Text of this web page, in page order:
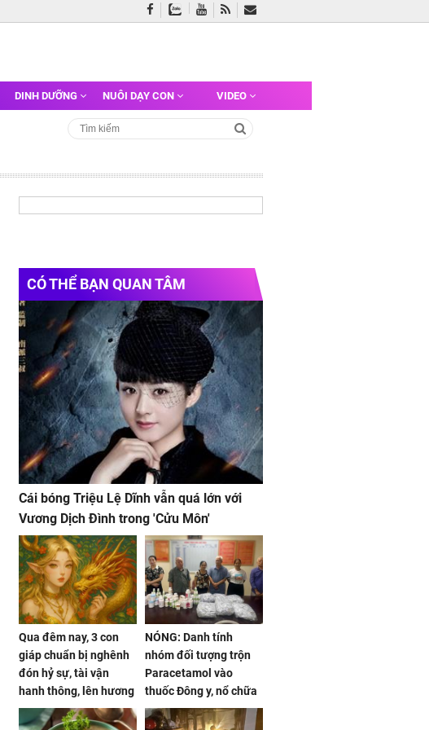
DINH DƯỠNG NUÔI DẠY CON VIDEO
CÓ THỂ BẠN QUAN TÂM
Cái bóng Triệu Lệ Dĩnh vẫn quá lớn với
Vương Dịch Đình trong 'Cửu Môn'
Qua đêm nay, 3 con
giáp chuẩn bị nghênh
đón hỷ sự, tài vận
hanh thông, lên hương
hóa Rồng hóa Phượng,
gom hết may mắn về
NÓNG: Danh tính
nhóm đối tượng trộn
Paracetamol vào
thuốc Đông y, nổ chữa
bách bệnh